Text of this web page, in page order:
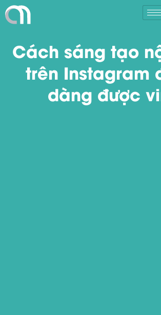
Cách sáng tạo
trên Instagram
dàng được